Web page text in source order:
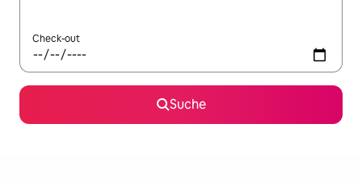
Check-out
Suche